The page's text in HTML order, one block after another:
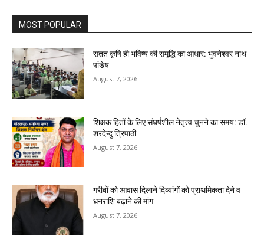
MOST POPULAR
सतत कृषि ही भविष्य की समृद्धि का आधार: भुवनेश्वर नाथ
पांडेय
August 7, 2026
शिक्षक हितों के लिए संघर्षशील नेतृत्व चुनने का समय: डॉ.
शरदेन्दु त्रिपाठी
August 7, 2026
गरीबों को आवास दिलाने दिव्यांगों को प्राथमिकता देने व
धनराशि बढ़ाने की मांग
August 7, 2026